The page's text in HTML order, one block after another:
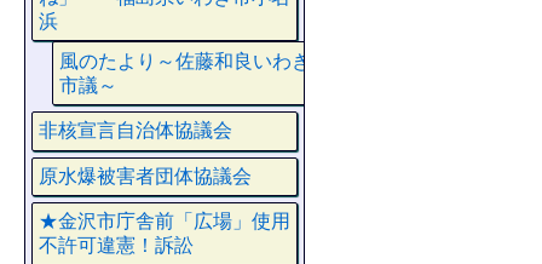
浜
風のたより～佐藤和良いわき
市議～
非核宣言自治体協議会
原水爆被害者団体協議会
★金沢市庁舎前「広場」使用
不許可違憲！訴訟